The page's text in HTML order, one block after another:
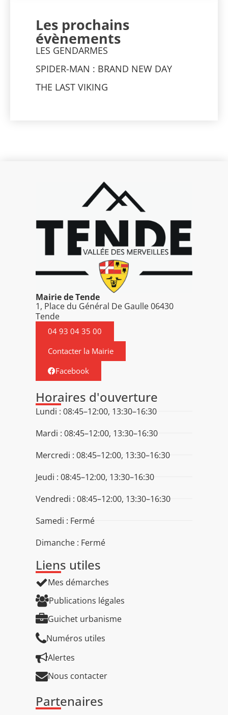
Les prochains
évènements
LES GENDARMES
SPIDER-MAN : BRAND NEW DAY
THE LAST VIKING
Mairie de Tende
1, Place du Général De Gaulle 06430
Tende
04 93 04 35 00
Contacter la Mairie
Facebook
Horaires d'ouverture
Lundi : 08:45–12:00, 13:30–16:30
Mardi : 08:45–12:00, 13:30–16:30
Mercredi : 08:45–12:00, 13:30–16:30
Jeudi : 08:45–12:00, 13:30–16:30
Vendredi : 08:45–12:00, 13:30–16:30
Samedi : Fermé
Dimanche : Fermé
Liens utiles
Mes démarches
Publications légales
Guichet urbanisme
Numéros utiles
Alertes
Nous contacter
Partenaires